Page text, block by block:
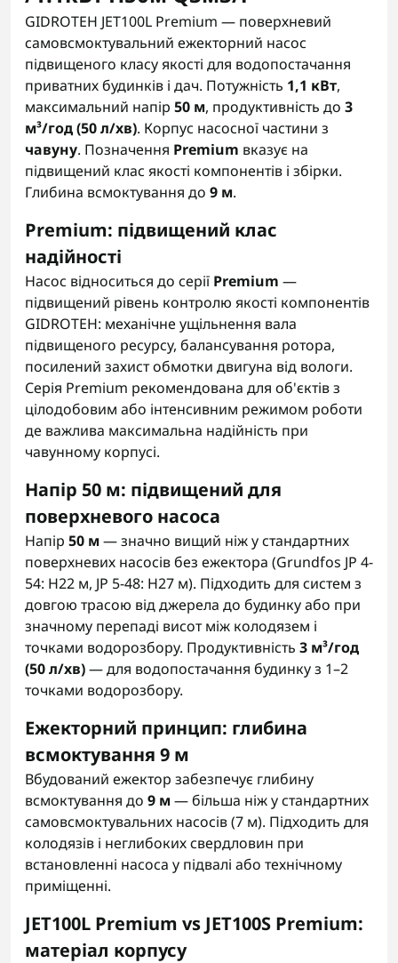
GIDROTEH JET100L Premium — поверхневий
самовсмоктувальний ежекторний насос
підвищеного класу якості для водопостачання
приватних будинків і дач. Потужність 1,1 кВт,
максимальний напір 50 м, продуктивність до 3
м³/год (50 л/хв). Корпус насосної частини з
чавуну. Позначення Premium вказує на
підвищений клас якості компонентів і збірки.
Глибина всмоктування до 9 м.
Premium: підвищений клас
надійності
Насос відноситься до серії Premium —
підвищений рівень контролю якості компонентів
GIDROTEH: механічне ущільнення вала
підвищеного ресурсу, балансування ротора,
посилений захист обмотки двигуна від вологи.
Серія Premium рекомендована для об'єктів з
цілодобовим або інтенсивним режимом роботи
де важлива максимальна надійність при
чавунному корпусі.
Напір 50 м: підвищений для
поверхневого насоса
Напір 50 м— значно вищий ніж у стандартних
поверхневих насосів без ежектора (Grundfos JP 4-
54: H22 м, JP 5-48: H27 м). Підходить для систем з
довгою трасою від джерела до будинку або при
значному перепаді висот між колодязем і
точками водорозбору. Продуктивність 3 м³/год
(50 л/хв)— для водопостачання будинку з 1–2
точками водорозбору.
Ежекторний принцип: глибина
всмоктування 9 м
Вбудований ежектор забезпечує глибину
всмоктування до 9 м— більша ніж у стандартних
самовсмоктувальних насосів (7 м). Підходить для
колодязів і неглибоких свердловин при
встановленні насоса у підвалі або технічному
приміщенні.
JET100L Premium vs JET100S Premium:
матеріал корпусу